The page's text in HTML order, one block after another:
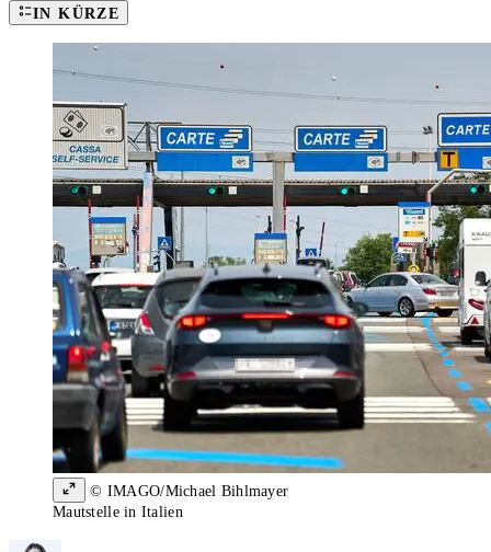
IN KÜRZE
© IMAGO/Michael Bihlmayer
Mautstelle in Italien